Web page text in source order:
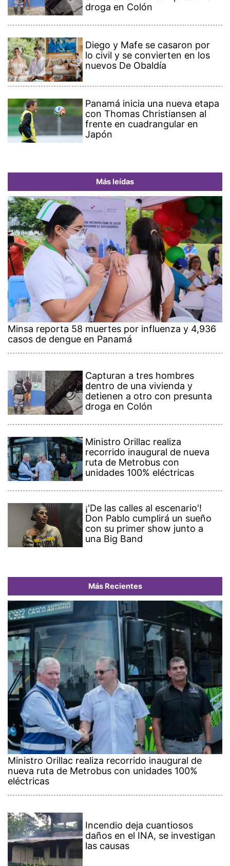
droga en Colón
Diego y Mafe se casaron por
lo civil y se convierten en los
nuevos De Obaldía
Panamá inicia una nueva etapa
con Thomas Christiansen al
frente en cuadrangular en
Japón
Más leídas
Minsa reporta 58 muertes por influenza y 4,936
casos de dengue en Panamá
Capturan a tres hombres
dentro de una vivienda y
detienen a otro con presunta
droga en Colón
Ministro Orillac realiza
recorrido inaugural de nueva
ruta de Metrobus con
unidades 100% eléctricas
¡'De las calles al escenario'!
Don Pablo cumplirá un sueño
con su primer show junto a
una Big Band
Más Recientes
Ministro Orillac realiza recorrido inaugural de
nueva ruta de Metrobus con unidades 100%
eléctricas
Incendio deja cuantiosos
daños en el INA, se investigan
las causas